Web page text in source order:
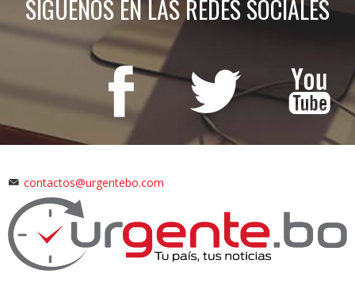
SÍGUENOS EN LAS REDES SOCIALES
contactos@urgentebo.com